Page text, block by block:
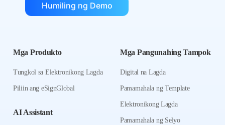
Humiling ng Demo
Mga Produkto
Tungkol sa Elektronikong Lagda
Piliin ang eSignGlobal
AI Assistant
Mga Pangunahing Tampok
Digital na Lagda
Pamamahala ng Template
Elektronikong Lagda
Pamamahala ng Selyo